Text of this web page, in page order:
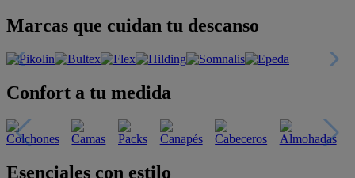
Marcas que cuidan tu descanso
Confort a tu medida
Esenciales con estilo